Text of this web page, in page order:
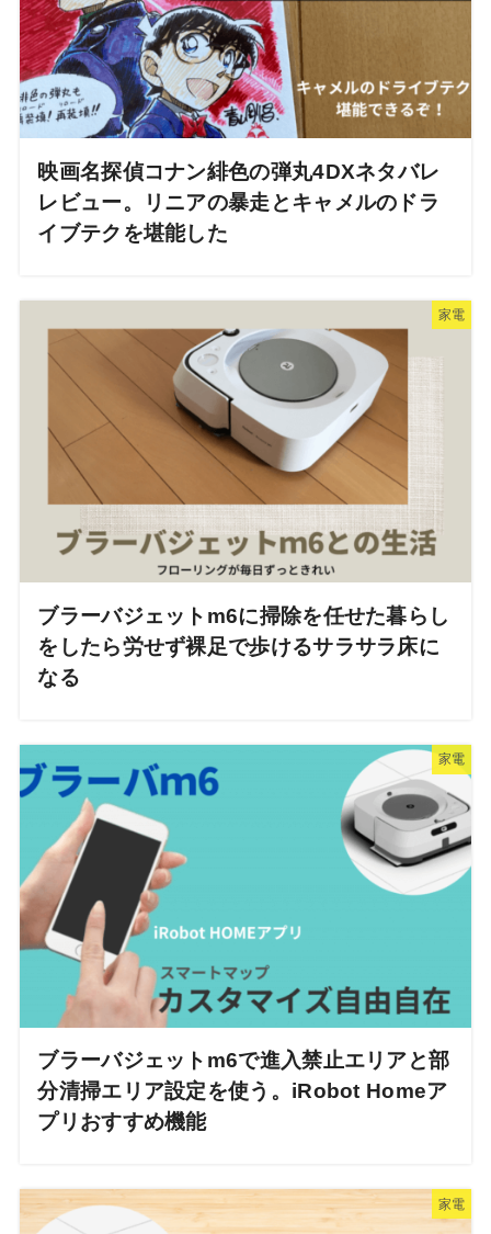
映画名探偵コナン緋色の弾丸4DXネタバレ
レビュー。リニアの暴走とキャメルのドラ
イブテクを堪能した
家電
ブラーバジェットm6に掃除を任せた暮らし
をしたら労せず裸足で歩けるサラサラ床に
なる
家電
ブラーバジェットm6で進入禁止エリアと部
分清掃エリア設定を使う。iRobot Homeア
プリおすすめ機能
家電